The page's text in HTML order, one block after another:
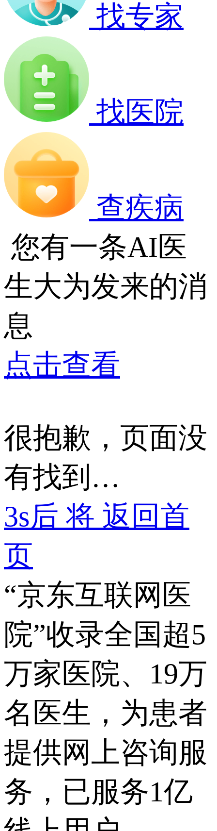
找专家
找医院
查疾病
您有一条AI医
生大为发来的消
息
点击查看
很抱歉，页面没
有找到…
3s后 将 返回首
页
“京东互联网医
院”收录全国超5
万家医院、19万
名医生，为患者
提供网上咨询服
务，已服务1亿